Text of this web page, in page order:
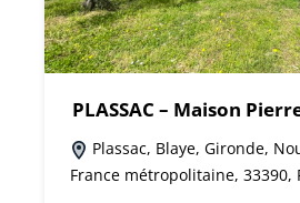
PLASSAC – Maison
Plassac, Blaye, Gironde,
France métropolitaine, 33390,